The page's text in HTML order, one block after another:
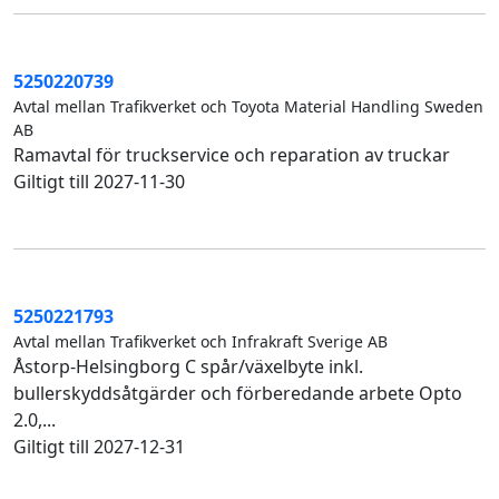
5250220739
Avtal mellan Trafikverket och Toyota Material Handling Sweden
AB
Ramavtal för truckservice och reparation av truckar
Giltigt till 2027-11-30
5250221793
Avtal mellan Trafikverket och Infrakraft Sverige AB
Åstorp-Helsingborg C spår/växelbyte inkl.
bullerskyddsåtgärder och förberedande arbete Opto
2.0,...
Giltigt till 2027-12-31